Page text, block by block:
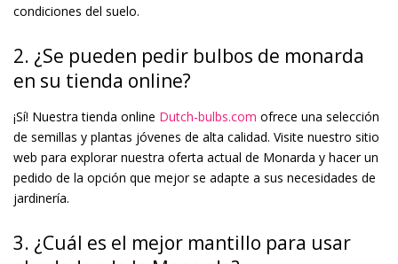
condiciones del suelo.
2. ¿Se pueden pedir bulbos de monarda
en su tienda online?
¡Sí! Nuestra tienda online Dutch-bulbs.com ofrece una selección
de semillas y plantas jóvenes de alta calidad. Visite nuestro sitio
web para explorar nuestra oferta actual de Monarda y hacer un
pedido de la opción que mejor se adapte a sus necesidades de
jardinería.
3. ¿Cuál es el mejor mantillo para usar